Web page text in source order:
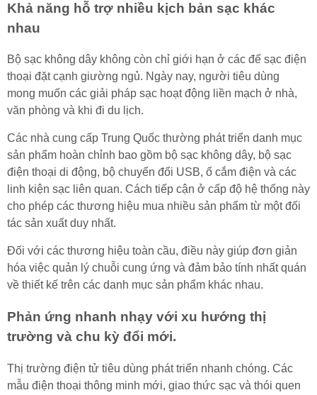
Khả năng hỗ trợ nhiều kịch bản sạc khác
nhau
Bộ sạc không dây không còn chỉ giới hạn ở các đế sạc điện
thoại đặt cạnh giường ngủ. Ngày nay, người tiêu dùng
mong muốn các giải pháp sạc hoạt động liền mạch ở nhà,
văn phòng và khi đi du lịch.
Các nhà cung cấp Trung Quốc thường phát triển danh mục
sản phẩm hoàn chỉnh bao gồm bộ sạc không dây, bộ sạc
điện thoại di động, bộ chuyển đổi USB, ổ cắm điện và các
linh kiện sạc liên quan. Cách tiếp cận ở cấp độ hệ thống này
cho phép các thương hiệu mua nhiều sản phẩm từ một đối
tác sản xuất duy nhất.
Đối với các thương hiệu toàn cầu, điều này giúp đơn giản
hóa việc quản lý chuỗi cung ứng và đảm bảo tính nhất quán
về thiết kế trên các danh mục sản phẩm khác nhau.
Phản ứng nhanh nhạy với xu hướng thị
trường và chu kỳ đổi mới.
Thị trường điện tử tiêu dùng phát triển nhanh chóng. Các
mẫu điện thoại thông minh mới, giao thức sạc và thói quen